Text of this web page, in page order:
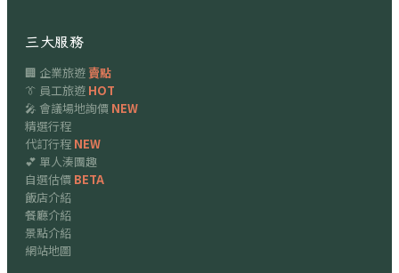
三大服務
🏢 企業旅遊賣點
👔 員工旅遊 HOT
🎤 會議場地詢價 NEW
精選行程
代訂行程 NEW
💕 單人湊團趣
自選估價 BETA
飯店介紹
餐廳介紹
景點介紹
網站地圖